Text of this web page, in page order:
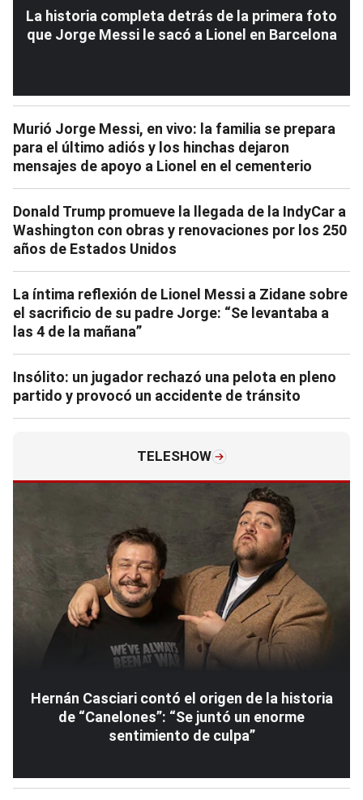
La historia completa detrás de la primera foto
que Jorge Messi le sacó a Lionel en Barcelona
Murió Jorge Messi, en vivo: la familia se prepara
para el último adiós y los hinchas dejaron
mensajes de apoyo a Lionel en el cementerio
Donald Trump promueve la llegada de la IndyCar a
Washington con obras y renovaciones por los 250
años de Estados Unidos
La íntima reflexión de Lionel Messi a Zidane sobre
el sacrificio de su padre Jorge: “Se levantaba a
las 4 de la mañana”
Insólito: un jugador rechazó una pelota en pleno
partido y provocó un accidente de tránsito
TELESHOW
Hernán Casciari contó el origen de la historia
de “Canelones”: “Se juntó un enorme
sentimiento de culpa”